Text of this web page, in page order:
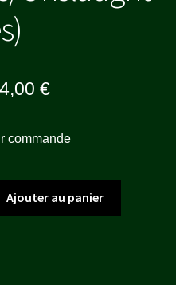
:
€.
€Le
actuel
est :
34,00 €.
commande
Ajouter au panier